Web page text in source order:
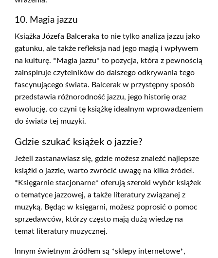
10. Magia jazzu
Książka Józefa Balceraka to nie tylko analiza jazzu jako
gatunku, ale także refleksja nad jego magią i wpływem
na kulturę. *Magia jazzu* to pozycja, która z pewnością
zainspiruje czytelników do dalszego odkrywania tego
fascynującego świata. Balcerak w przystępny sposób
przedstawia różnorodność jazzu, jego historię oraz
ewolucję, co czyni tę książkę idealnym wprowadzeniem
do świata tej muzyki.
Gdzie szukać książek o jazzie?
Jeżeli zastanawiasz się, gdzie możesz znaleźć najlepsze
książki o jazzie, warto zwrócić uwagę na kilka źródeł.
*Księgarnie stacjonarne* oferują szeroki wybór książek
o tematyce jazzowej, a także literatury związanej z
muzyką. Będąc w księgarni, możesz poprosić o pomoc
sprzedawców, którzy często mają dużą wiedzę na
temat literatury muzycznej.
Innym świetnym źródłem są *sklepy internetowe*,